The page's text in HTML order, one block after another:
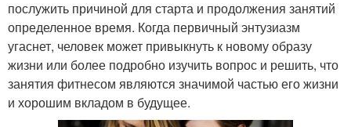
послужить причиной для старта и продолжения занятий
определенное время. Когда первичный энтузиазм
угаснет, человек может привыкнуть к новому образу
жизни или более подробно изучить вопрос и решить, что
занятия фитнесом являются значимой частью его жизни
и хорошим вкладом в будущее.